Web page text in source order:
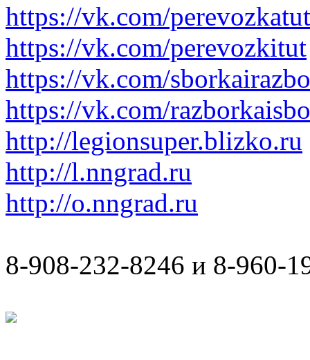
https://vk.com/perevozkatut
https://vk.com/perevozkitut
https://vk.com/
https://vk.com/
http://legionsuper.blizko.ru
http://l.nngrad.ru
http://o.nngrad.ru
8-908-232-8246 и 8-960-